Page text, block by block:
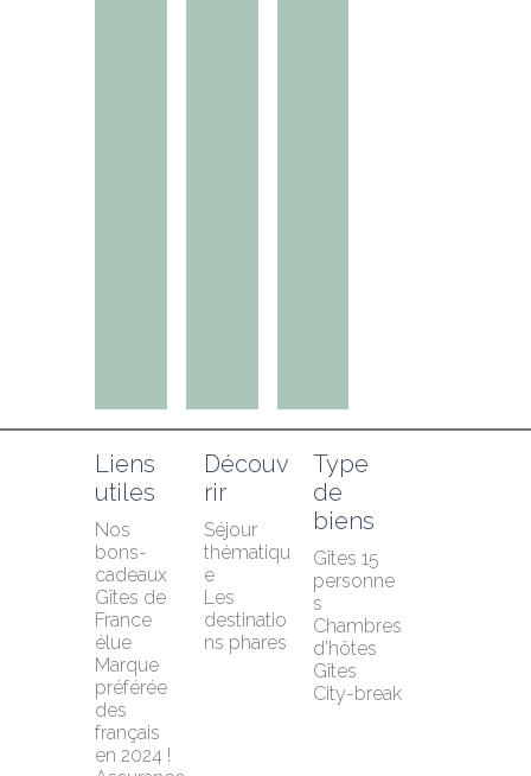
Liens
utiles
Nos
bons-
cadeaux
Gîtes de
France
élue
Marque
préférée
des
français
en 2024 !
Découv
rir
Séjour
thématiqu
e
Les
destinatio
ns phares
Type
de
biens
Gîtes 15
personne
s
Chambres
d'hôtes
Gîtes
City-break